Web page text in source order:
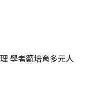
學者籲培育多元人